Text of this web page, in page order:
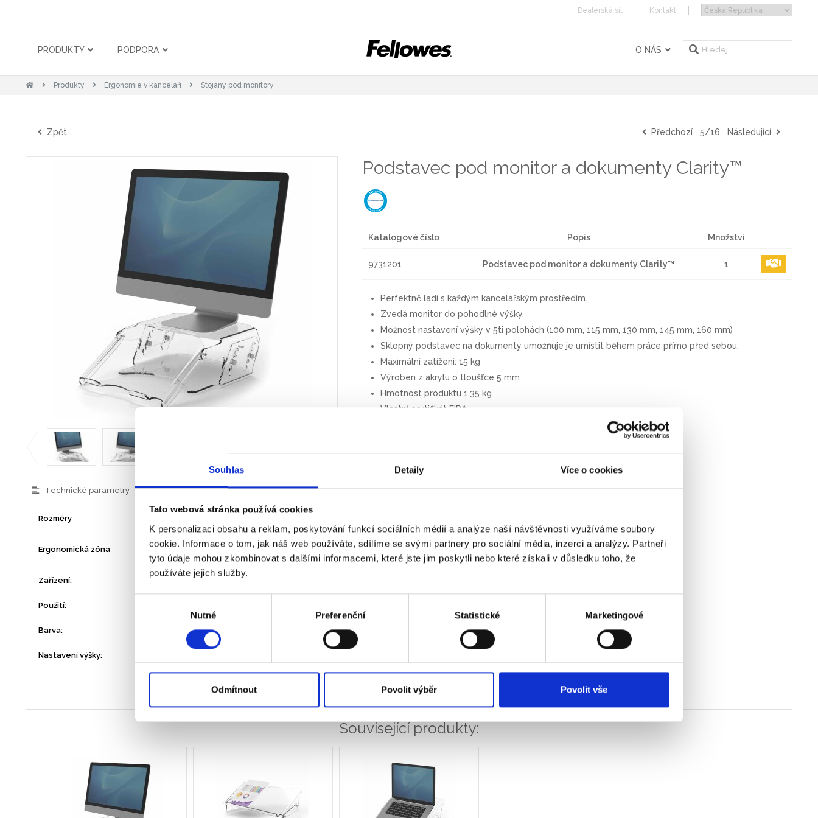
Souhlas Detaily Více o cookies
Tato webová stránka používá cookies
K personalizaci obsahu a reklam, poskytování funkcí sociálních médií a analýze naší návštěvnosti využíváme soubory
cookie. Informace o tom, jak náš web používáte, sdílíme se svými partnery pro sociální média, inzerci a analýzy. Partneři
tyto údaje mohou zkombinovat s dalšími informacemi, které jste jim poskytli nebo které získali v důsledku toho, že
používáte jejich služby.
Nutné Preferenční Statistické Marketingové
Odmítnout Povolit výběr Povolit vše
Dealerská sít Kontakt
PRODUKTY PODPORA O NÁS
Produkty Ergonomie v kanceláři Stojany pod monitory
Zpět Předchozí 5/16 Následující
Podstavec pod monitor a dokumenty Clarity™
Katalogové číslo Popis Množství
9731201 Podstavec pod monitor a dokumenty Clarity™ 1
Perfektně ladí s každým kancelářským prostředím.
Zvedá monitor do pohodlné výšky.
Možnost nastavení výšky v 5ti polohách (100 mm, 115 mm, 130 mm, 145 mm, 160 mm)
Sklopný podstavec na dokumenty umožňuje je umístit během práce přímo před sebou.
Maximální zatížení: 15 kg
Výroben z akrylu o tloušťce 5 mm
Hmotnost produktu 1,35 kg
Vlastní certifikát FIRA
Technické parametry Doplňující informace
Rozměry
Ergonomická zóna
ZÓNA 3 - Předcházejte bolesti šíje
a krční páteře
Zařízení: monitor LCD/TFT
Použití:
Barva: ostatní
Nastavení výšky:
Související produkty: